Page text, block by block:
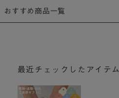
おすすめ商品一覧
最近チェックしたアイテム